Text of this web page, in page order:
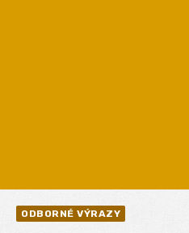
ODBORNÉ VÝRAZY